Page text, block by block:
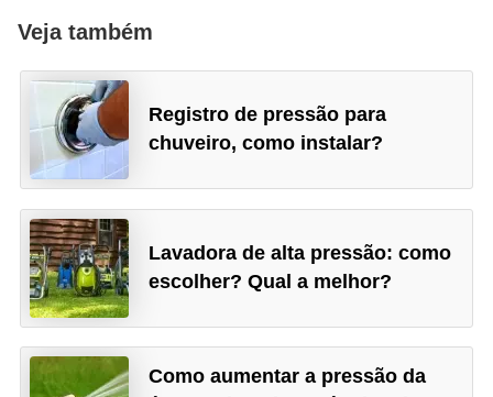
Veja também
Registro de pressão para
chuveiro, como instalar?
Lavadora de alta pressão: como
escolher? Qual a melhor?
Como aumentar a pressão da